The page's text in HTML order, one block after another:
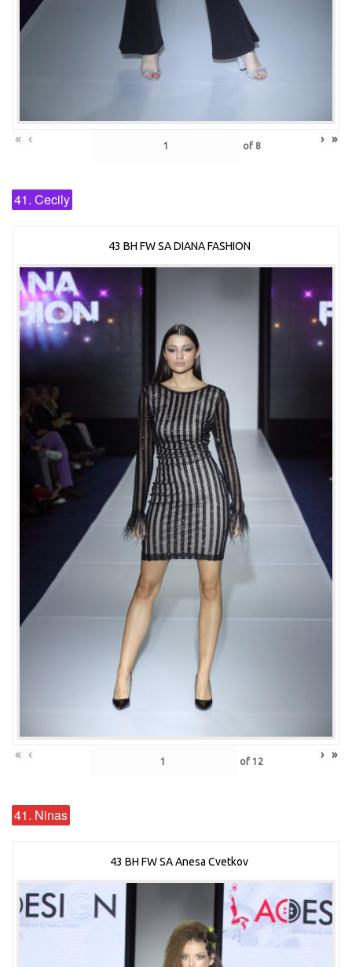
« ‹ of 8 › »
41. Cecily
43 BH FW SA DIANA FASHION
« ‹ of 12 › »
41. Ninas
43 BH FW SA Anesa Cvetkov